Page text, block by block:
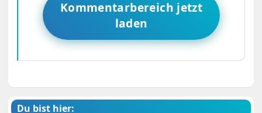
Kommentarbereich jetzt
laden
Du bist hier: